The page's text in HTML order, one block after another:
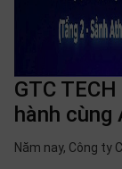
GTC
hành cùng
Năm nay, Công ty